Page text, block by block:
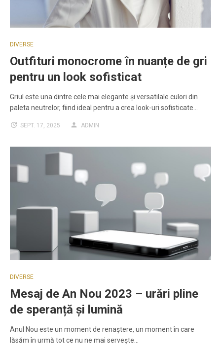
DIVERSE
Outfituri monocrome în nuanțe de gri
pentru un look sofisticat
Griul este una dintre cele mai elegante și versatilale culori din
paleta neutrelor, fiind ideal pentru a crea look-uri sofisticate…
SEPT. 17, 2025 ADMIN
DIVERSE
Mesaj de An Nou 2023 – urări pline
de speranță și lumină
Anul Nou este un moment de renaștere, un moment în care
lăsăm în urmă tot ce nu ne mai servește…